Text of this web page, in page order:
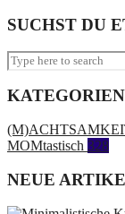
SUCHST DU
KATEGORIEN
MOMtastisch 328
NEUE